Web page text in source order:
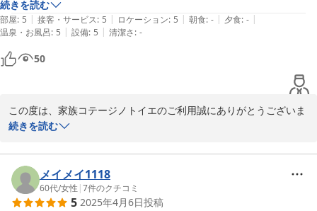
今後もより一層のサービス向上に努めて参ります。
またのご利用、心よりお待ちしております。
家族コテージ ノトイエ
がないので事前に買って行く事をおすすめします。ご夫婦で経営されて
おり丁寧に対応して下さいました。ありがとうございました。また是非
泊まりに行きたいです。
続きを読む
部屋: 5 | 接客・サービス: 5 | ロケーション: 5 | 朝食: - | 夕食: - |
温泉・お風呂: 5 | 設備: 5 | 清潔さ: -
50
この度は、家族コテージノトイエのご利用誠にありがとうございま
す。
ノトイエは全５棟全て屋根付きＢＢＱテラス完備、それぞれインテ
リアデザインや雰囲気は異なりますので、次回は他のコテージのご
利用も検討いただけますと幸いです。
続きを読む
メイメイ1118
60代/女性 |7件のクチコミ
5 2025年4月6日投稿